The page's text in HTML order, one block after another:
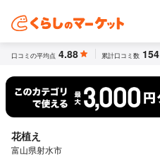
口コミの平均点 4.88 累計口コミ数 154
花植え
富山県射水市